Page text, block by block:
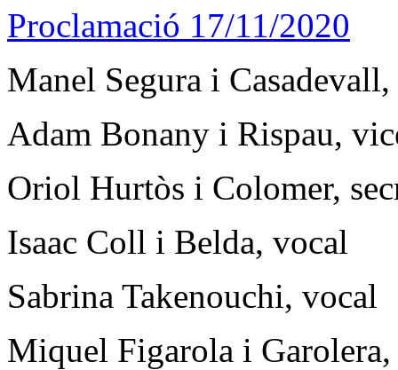
Proclamació 17/11/2020
Manel Segura i
Adam Bonany i Rispau,
Oriol Hurtòs i Colomer,
Isaac Coll i Belda, vocal
Sabrina Takenouchi, vocal
Miquel Figarola i